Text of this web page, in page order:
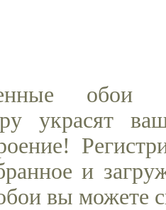
украсят
и
вы можете